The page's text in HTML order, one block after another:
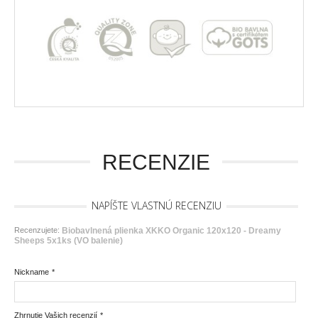
RECENZIE
NAPÍŠTE VLASTNÚ RECENZIU
Recenzujete: Biobavlnená plienka XKKO Organic 120x120 - Dreamy
Sheeps 5x1ks (VO balenie)
*
Nickname
*
Zhrnutie Vašich recenzií